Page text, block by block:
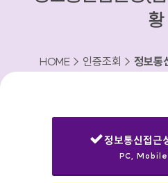
황
HOME > 인증조회 > 정보통
정보통신접근
PC,